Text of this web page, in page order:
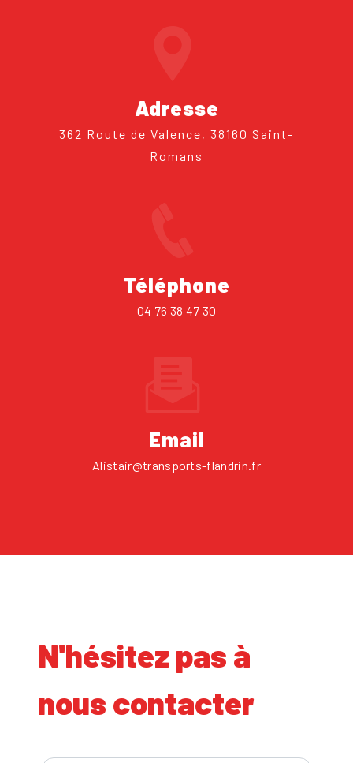
Adresse
362 Route de Valence, 38160 Saint-
Romans
Téléphone
04 76 38 47 30
Email
alistair@transports-flandrin.fr
N'hésitez pas à
nous contacter